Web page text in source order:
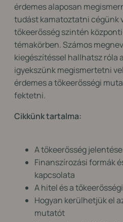
érdemes alaposan
tudást kamatoztatni cégünk
tőkeerősség szintén
témakörben. Számos
kiegészítéssel hallhatsz róla
igyekszünk megismertetni
érdemes a tőkeerősségi
fektetni.
Cikkünk tartalma:
A tőkeerősség
Finanszírozási formák
kapcsolata
A hitelésa
Hogyan kerülhetjük el
mutatót